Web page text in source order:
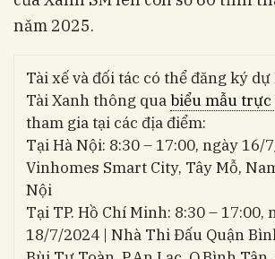
năm 2025.
Tài xế và đối tác có thể đăng ký
Tài Xanh thông quabiểu mẫu
tham gia tại các địa điểm:
Tại Hà Nội: 8:30 – 17:00, ngày 16/
Vinhomes Smart City, Tây Mỗ,
Nội
Tại TP. Hồ Chí Minh: 8:30 – 17:00,
18/7/2024 | Nhà Thi Đấu Quận